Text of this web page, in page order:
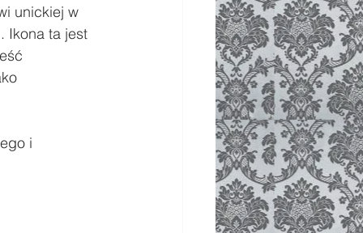
unickiej w
Ikona ta jest
i